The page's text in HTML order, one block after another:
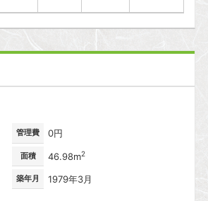
管理費 0円
面積 46.98m2
築年月 1979年3月